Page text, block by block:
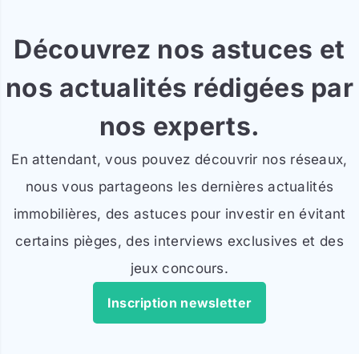
Découvrez nos astuces et
nos actualités rédigées par
nos experts.
En attendant, vous pouvez découvrir nos réseaux,
nous vous partageons les dernières actualités
immobilières, des astuces pour investir en évitant
certains pièges, des interviews exclusives et des
jeux concours.
Inscription newsletter